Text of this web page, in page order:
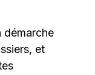
démarche
et